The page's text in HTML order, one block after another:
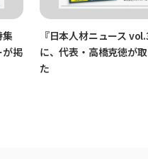
集
が掲
『日本人材ニュース
に、代表・高橋克徳が
た